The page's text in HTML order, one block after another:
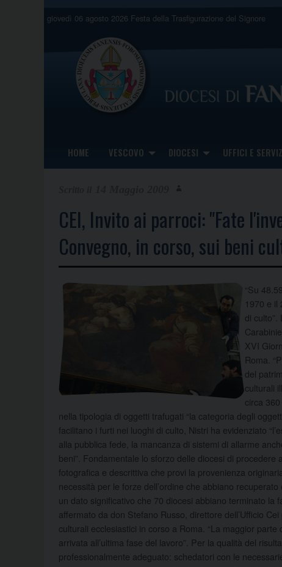
giovedì 06 agosto 2026 Festa della Trasfigurazione del Signore
HOME VESCOVO DIOCESI UFFICI E
CEI, Invito ai parroci: "Fate
Convegno, in corso, sui beni
“Su
1970 e il
di
XVI
Roma.
del
culturali
circa
nella tipologia di oggetti trafugati “la categoria degli
facilitano i furti nei luoghi di culto, Nistri ha evidenziato
alla pubblica fede, la mancanza di sistemi di allarme
beni”. Fondamentale lo sforzo delle diocesi di
fotografica e descrittiva che provi la provenienza
necessità per le forze dell’ordine che abbiano
un dato significativo che 70 diocesi abbiano terminato la
affermato da don Stefano Russo, direttore dell’Ufficio
culturali ecclesiastici in corso a Roma. “La maggior
arrivata all’ultima fase del lavoro”. Per la qualità del
professionalmente adeguato: schedatori con le